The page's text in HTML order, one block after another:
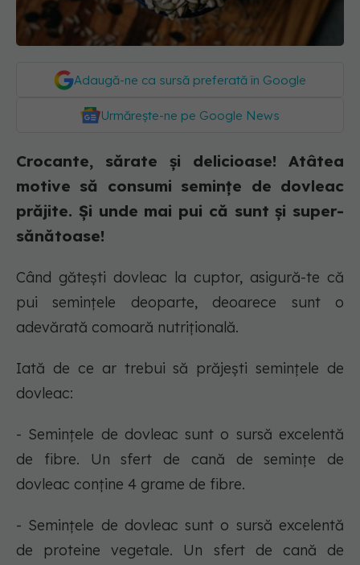
Adaugă-ne ca sursă preferată în Google
Urmărește-ne pe Google News
Crocante, sărate și delicioase! Atâtea
motive să consumi semințe de dovleac
prăjite. Și unde mai pui că sunt și super-
sănătoase!
Când gătești dovleac la cuptor, asigură-te că
pui semințele deoparte, deoarece sunt o
adevărată comoară nutrițională.
Iată de ce ar trebui să prăjești semințele de
dovleac:
- Semințele de dovleac sunt o sursă excelentă
de fibre. Un sfert de cană de semințe de
dovleac conține 4 grame de fibre.
- Semințele de dovleac sunt o sursă excelentă
de proteine ​​vegetale. Un sfert de cană de